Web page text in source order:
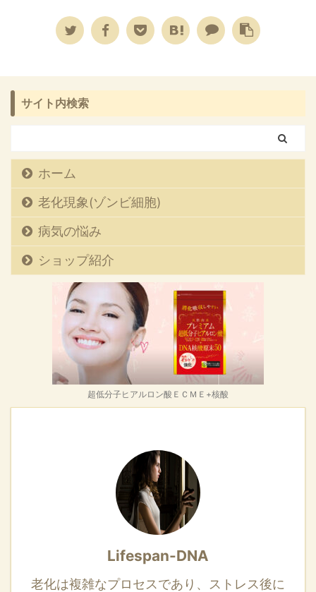
サイト内検索
ホーム
老化現象(ゾンビ細胞)
病気の悩み
ショップ紹介
超低分子ヒアルロン酸ＥＣＭＥ+核酸
Lifespan-DNA
老化は複雑なプロセスであり、ストレス後に